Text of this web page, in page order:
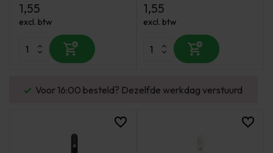
1,55
excl. btw
1,55
excl. btw
Voor 16:00 besteld? Dezelfde werkdag verstuurd